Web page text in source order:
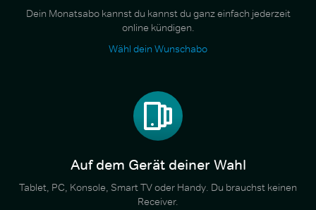
Dein Monatsabo kannst du kannst du ganz einfach jederzeit
online kündigen.
Wähl dein Wunschabo
Auf dem Gerät deiner Wahl
Tablet, PC, Konsole, Smart TV oder Handy. Du brauchst keinen
Receiver.